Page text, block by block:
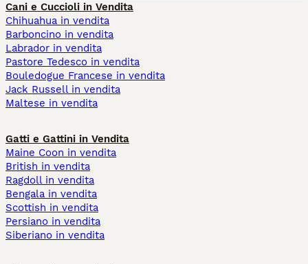
Cani e Cuccioli in Vendita
Chihuahua in vendita
Barboncino in vendita
Labrador in vendita
Pastore Tedesco in vendita
Bouledogue Francese in vendita
Jack Russell in vendita
Maltese in vendita
Gatti e Gattini in Vendita
Maine Coon in vendita
British in vendita
Ragdoll in vendita
Bengala in vendita
Scottish in vendita
Persiano in vendita
Siberiano in vendita